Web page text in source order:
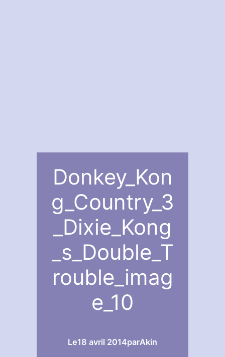
Donkey_Kon
g_Country_3
_Dixie_Kong
_s_Double_T
rouble_imag
e_10
Le18 avril 2014parAkin